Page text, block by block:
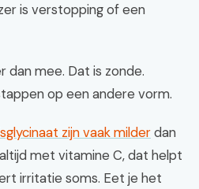
is verstopping of een
dan mee. Dat is zonde.
op een andere vorm.
zijn vaak milderdan
met vitamine C, dat helpt
irritatie soms. Eet je het